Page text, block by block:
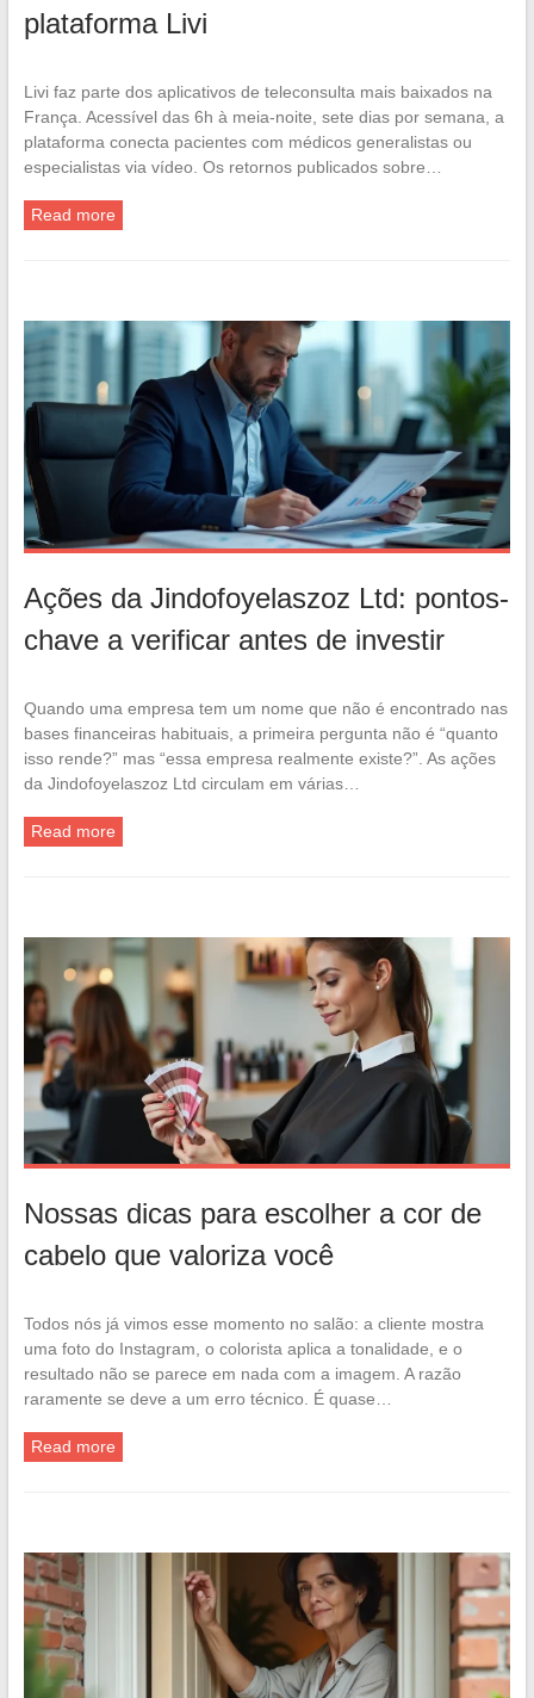
plataforma Livi
Livi faz parte dos aplicativos de teleconsulta mais baixados na
França. Acessível das 6h à meia-noite, sete dias por semana, a
plataforma conecta pacientes com médicos generalistas ou
especialistas via vídeo. Os retornos publicados sobre…
Read more
Ações da Jindofoyelaszoz Ltd: pontos-
chave a verificar antes de investir
Quando uma empresa tem um nome que não é encontrado nas
bases financeiras habituais, a primeira pergunta não é “quanto
isso rende?” mas “essa empresa realmente existe?”. As ações
da Jindofoyelaszoz Ltd circulam em várias…
Read more
Nossas dicas para escolher a cor de
cabelo que valoriza você
Todos nós já vimos esse momento no salão: a cliente mostra
uma foto do Instagram, o colorista aplica a tonalidade, e o
resultado não se parece em nada com a imagem. A razão
raramente se deve a um erro técnico. É quase…
Read more